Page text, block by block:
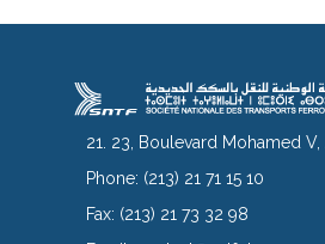
21. 23, Boulevard Mohamed
Phone: (213) 21 71 15 10
Fax: (213) 21 73 32 98